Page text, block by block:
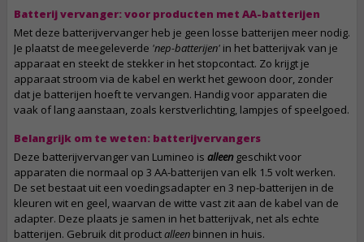
Batterij vervanger: voor producten met AA-batterijen
Met deze batterijvervanger heb je geen losse batterijen meer nodig.
Je plaatst de meegeleverde 'nep-batterijen' in het batterijvak van je
apparaat en steekt de stekker in het stopcontact. Zo krijgt je
apparaat stroom via de kabel en werkt het gewoon door, zonder
dat je batterijen hoeft te vervangen. Handig voor apparaten die
vaak of lang aanstaan, zoals kerstverlichting, lampjes of speelgoed.
Belangrijk om te weten: batterijvervangers
Deze batterijvervanger van Lumineo is alleengeschikt voor
apparaten die normaal op 3 AA-batterijen van elk 1.5 volt werken.
De set bestaat uit een voedingsadapter en 3 nep-batterijen in de
kleuren wit en geel, waarvan de witte vast zit aan de kabel van de
adapter. Deze plaats je samen in het batterijvak, net als echte
batterijen. Gebruik dit productalleen binnen in huis.